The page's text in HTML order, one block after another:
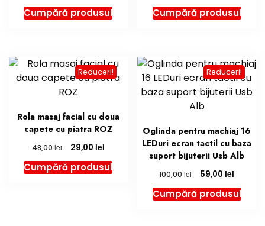
Cumpără produsul Cumpără produsul
Reduceri!
Rola masaj facial cu doua
capete cu piatra ROZ
48,00lei 29,00 lei
Cumpără produsul
Reduceri!
Oglinda pentru machiaj 16
LEDuri ecran tactil cu baza
suport bijuterii Usb Alb
100,00lei 59,00 lei
Cumpără produsul